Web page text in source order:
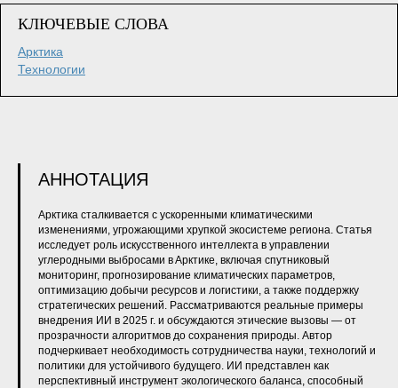
КЛЮЧЕВЫЕ СЛОВА
Арктика
Технологии
АННОТАЦИЯ
Арктика сталкивается с ускоренными климатическими
изменениями, угрожающими хрупкой экосистеме региона. Статья
исследует роль искусственного интеллекта в управлении
углеродными выбросами в Арктике, включая спутниковый
мониторинг, прогнозирование климатических параметров,
оптимизацию добычи ресурсов и логистики, а также поддержку
стратегических решений. Рассматриваются реальные примеры
внедрения ИИ в 2025 г. и обсуждаются этические вызовы — от
прозрачности алгоритмов до сохранения природы. Автор
подчеркивает необходимость сотрудничества науки, технологий и
политики для устойчивого будущего. ИИ представлен как
перспективный инструмент экологического баланса, способный